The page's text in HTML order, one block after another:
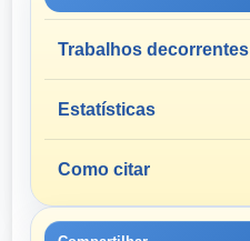
Trabalhos decorrentes
Estatísticas
Como citar